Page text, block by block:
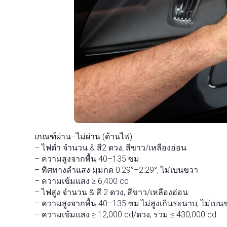
เกณฑ์ผ่าน–ไม่ผ่าน (ด้านไฟ)
– ไฟต่ำ จำนวน & สี2 ดวง, สีขาว/เหลืองอ่อน
– ความสูงจากพื้น 40–135 ซม.
– ทิศทางลำแสง มุมกด 0.29°–2.29°, ไม่เบนขวา
– ความเข้มแสง ≥ 6,400 cd
– ไฟสูง จำนวน & สี 2 ดวง, สีขาว/เหลืองอ่อน
– ความสูงจากพื้น 40–135 ซม.ไม่สูงเกินระนาบ, ไม่เบน
– ความเข้มแสง ≥ 12,000 cd/ดวง, รวม ≤ 430,000 cd